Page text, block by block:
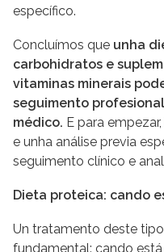
específico.
Concluímos que unha
carbohidratos e
vitaminas minerais
seguimento
médico. E para
e unha análise previa
seguimento clínico e
Dieta proteica: cando
Un tratamento deste
fundamental: cando